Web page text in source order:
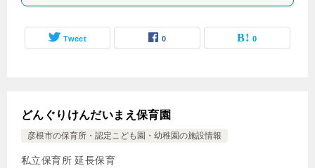
Tweet 0 0
どんぐりけんだいまえ保育園
彦根市の保育所・認定こども園・幼稚園の施設情報
私立保育所 延長保育